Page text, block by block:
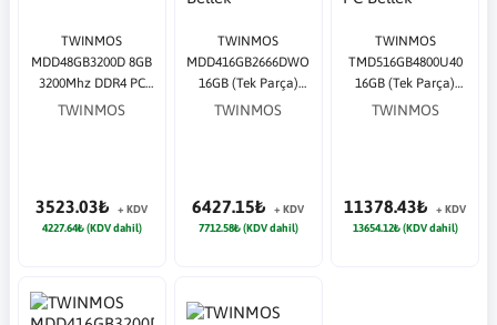
TWINMOS
MDD48GB3200D 8GB
3200Mhz DDR4 PC
Bellek
TWINMOS
3523.03₺
+ KDV
4227.64₺ (KDV dahil)
TWINMOS
MDD416GB2666DWO
16GB (Tek Parça)
DDR4 2666Mhz PC
TWINMOS
6427.15₺
+ KDV
7712.58₺ (KDV dahil)
TWINMOS
TMD516GB4800U40
16GB (Tek Parça)
DDR5 4800Mhz CL40
TWINMOS
11378.43₺
+ KDV
13654.12₺ (KDV dahil)